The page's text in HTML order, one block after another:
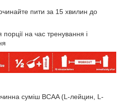
пити за 15 хвилин до
порції на час тренування і
суміш BCAA (L-лейцин, L-